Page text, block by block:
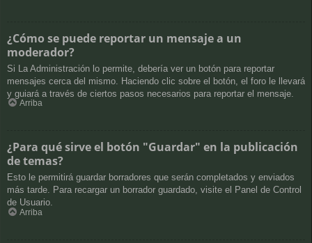
¿Cómo se puede reportar un mensaje a un
moderador?
Si La Administración lo permite, debería ver un botón para reportar
mensajes cerca del mismo. Haciendo clic sobre el botón, el foro le llevará
y guiará a través de ciertos pasos necesarios para reportar el mensaje.
Arriba
¿Para qué sirve el botón "Guardar" en la publicación
de temas?
Esto le permitirá guardar borradores que serán completados y enviados
más tarde. Para recargar un borrador guardado, visite el Panel de Control
de Usuario.
Arriba